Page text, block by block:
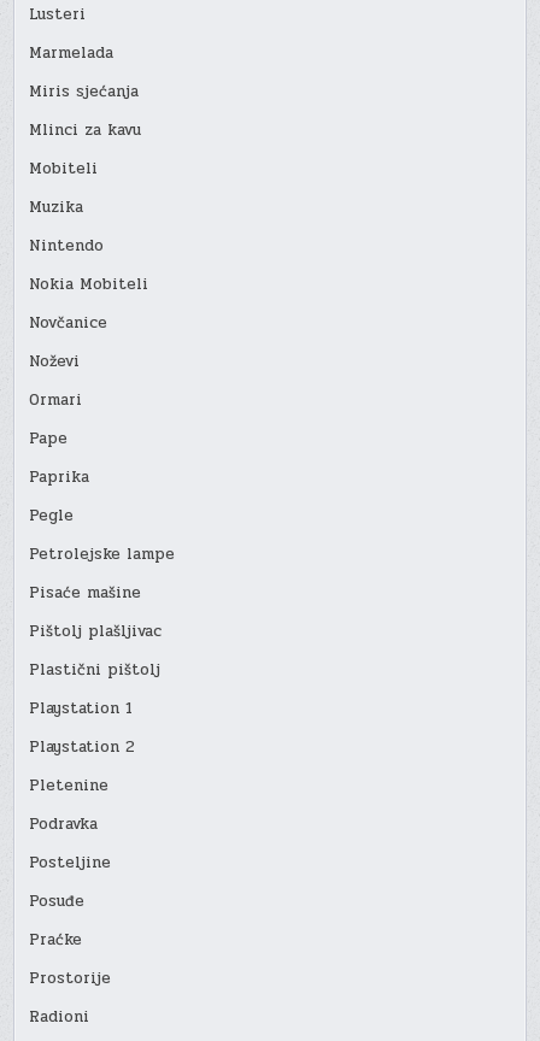
Lusteri
Marmelada
Miris sjećanja
Mlinci za kavu
Mobiteli
Muzika
Nintendo
Nokia Mobiteli
Novčanice
Noževi
Ormari
Pape
Paprika
Pegle
Petrolejske lampe
Pisaće mašine
Pištolj plašljivac
Plastični pištolj
Playstation 1
Playstation 2
Pletenine
Podravka
Posteljine
Posuđe
Praćke
Prostorije
Radioni